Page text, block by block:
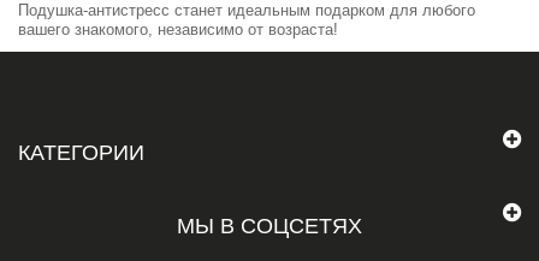
Подушка-антистресс станет идеальным подарком для любого
вашего знакомого, независимо от возраста!
КАТЕГОРИИ
МЫ В СОЦСЕТЯХ